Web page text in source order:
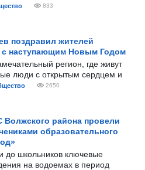
833
поздравил жителей
с наступающим Новым Годом
регион, где живут
люди с открытым сердцем и
2650
района провели
образовательного
до школьников ключевые
на водоемах в период